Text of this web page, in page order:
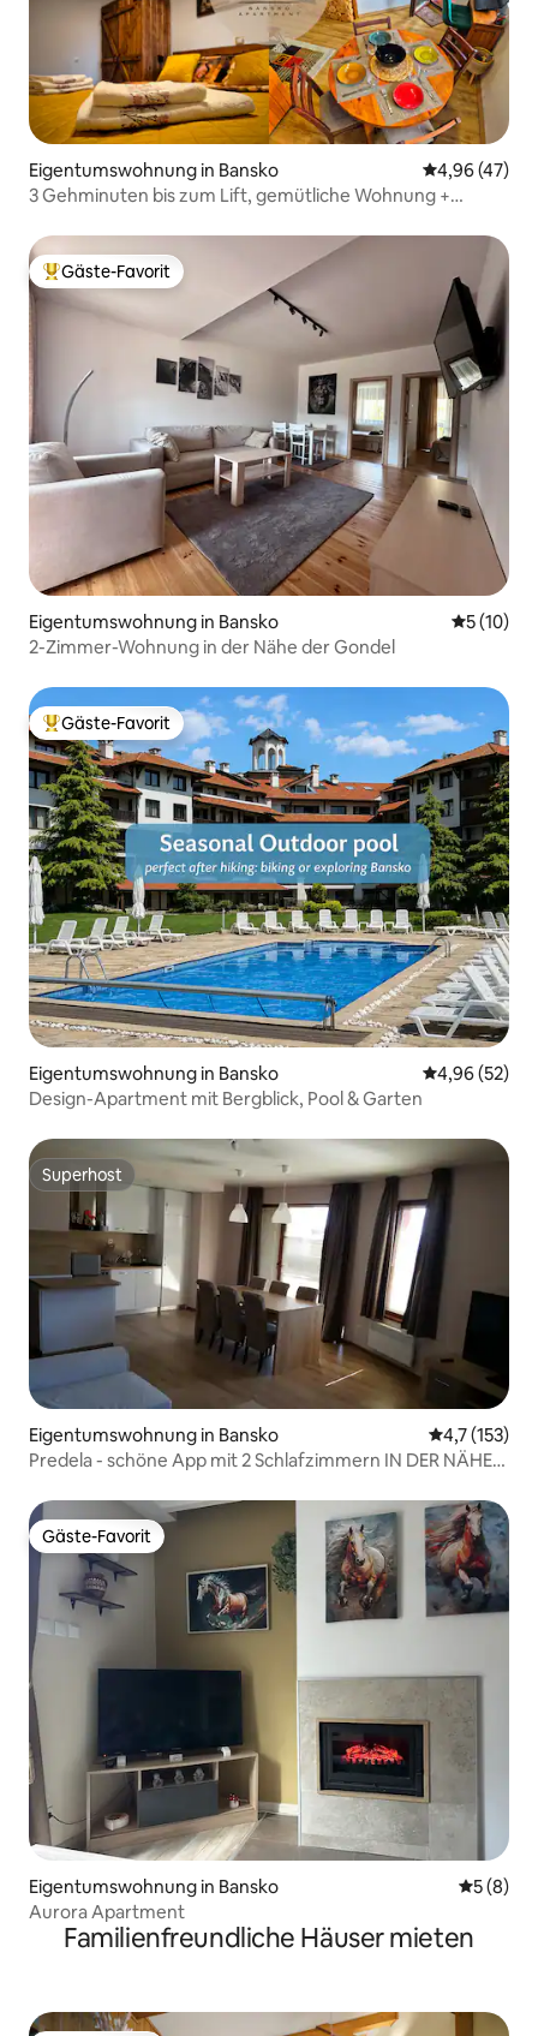
Eigentumswohnung in Bansko
4,96 (47)
3 Gehminuten bis zum Lift, gemütliche Wohnung +
Beliebter Gäste-Favorit.
Gäste-Favorit
Eigentumswohnung in Bansko
5 (10)
2-Zimmer-Wohnung in der Nähe der Gondel
Beliebter Gäste-Favorit.
Gäste-Favorit
Eigentumswohnung in Bansko
4,96 (52)
Design-Apartment mit Bergblick, Pool & Garten
Superhost
Superhost
Eigentumswohnung in Bansko
4,7 (153)
Predela - schöne App mit 2 Schlafzimmern IN DER NÄHE
Gäste-Favorit
Gäste-Favorit
Eigentumswohnung in Bansko
5 (8)
Aurora Apartment
Familienfreundliche Häuser mieten